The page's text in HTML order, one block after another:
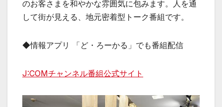
のお客さまを和やかな雰囲気に包みます。人を通
して街が見える、地元密着型トーク番組です。
◆情報アプリ 「ど・ろーかる」でも番組配信
J:COMチャンネル番組公式サイト